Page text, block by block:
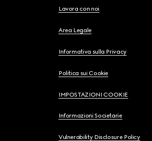
Lavora con noi
Area Legale
Informativa sulla Privacy
Politica sui Cookie
IMPOSTAZIONI COOKIE
Informazioni Societarie
Vulnerability Disclosure Policy